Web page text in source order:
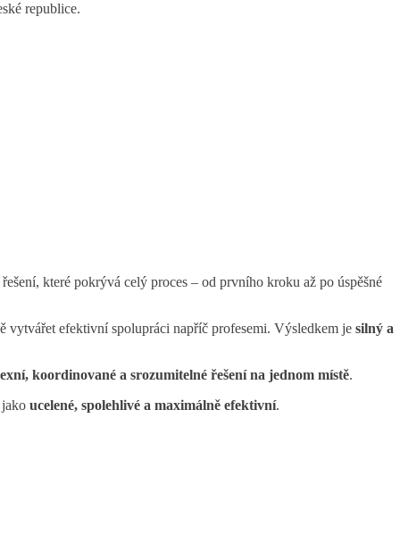
republice.
které pokrývá celý proces – od prvního kroku až po úspěšné
vytvářet efektivní spolupráci napříč profesemi. Výsledkem je silný a
koordinované a srozumitelné řešení na jednom místě.
ucelené, spolehlivé a maximálně efektivní.